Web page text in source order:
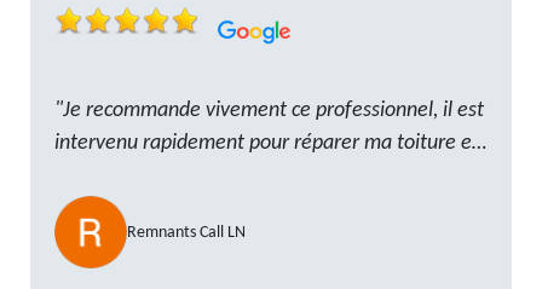
"Je recommande vivement ce professionnel, il est
intervenu rapidement pour réparer ma toiture et
professionnalisme. Très, ponctuel et à l’écoute, le
résultat est impeccable et le chantier a été laissé
propre. Un artisan de confiance que je n’hésiterai
Remnants Call LN